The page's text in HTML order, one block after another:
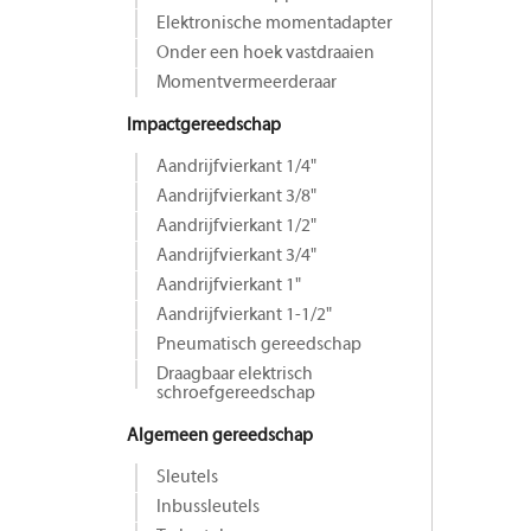
Elektronische momentadapter
Onder een hoek vastdraaien
Momentvermeerderaar
Impactgereedschap
Aandrijfvierkant 1/4"
Aandrijfvierkant 3/8"
Aandrijfvierkant 1/2"
Aandrijfvierkant 3/4"
Aandrijfvierkant 1"
Aandrijfvierkant 1-1/2"
Pneumatisch gereedschap
Draagbaar elektrisch
schroefgereedschap
Algemeen gereedschap
Sleutels
Inbussleutels